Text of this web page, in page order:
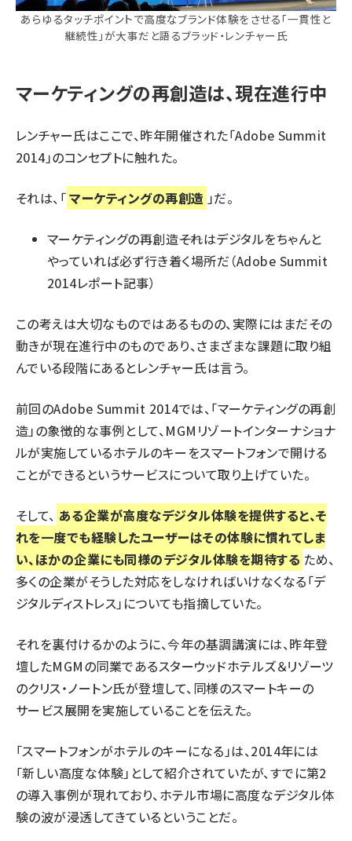
あらゆるタッチポイントで高度なブランド体験をさせる「一貫性と
継続性」が大事だと語るブラッド・レンチャー氏
マーケティングの再創造は、現在進行中
レンチャー氏はここで、昨年開催された「Adobe Summit
2014」のコンセプトに触れた。
それは、「マーケティングの再創造 」だ。
マーケティングの再創造――それはデジタルをちゃんと
やっていれば必ず行き着く場所だ （Adobe Summit
2014レポート記事）
この考えは大切なものではあるものの、実際にはまだその
動きが現在進行中のものであり、さまざまな課題に取り組
んでいる段階にあるとレンチャー氏は言う。
前回のAdobe Summit 2014では、「マーケティングの再創
造」の象徴的な事例として、MGMリゾートインターナショナ
ルが実施しているホテルのキーをスマートフォンで開ける
ことができるというサービスについて取り上げていた。
そして、 ある企業が高度なデジタル体験を提供すると、そ
れを一度でも経験したユーザーはその体験に慣れてしま
い、ほかの企業にも同様のデジタル体験を期待する ため、
多くの企業がそうした対応をしなければいけなくなる「デ
ジタルディストレス」についても指摘していた。
それを裏付けるかのように、今年の基調講演には、昨年登
壇したMGMの同業であるスターウッドホテルズ＆リゾーツ
のクリス・ノートン氏が登壇して、同様のスマートキーの
サービス展開を実施していることを伝えた。
「スマートフォンがホテルのキーになる」は、2014年には
「新しい高度な体験」として紹介されていたが、すでに第2
の導入事例が現れており、ホテル市場に高度なデジタル体
験の波が浸透してきているということだ。